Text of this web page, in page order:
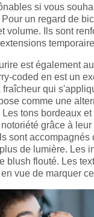
si vous
un regard de
volume. Ils sont
est également
coded en est un
qui
comme une
tons bordeaux
grâce à
sont
de lumière. Les
blush flouté. Les
vue de marquer